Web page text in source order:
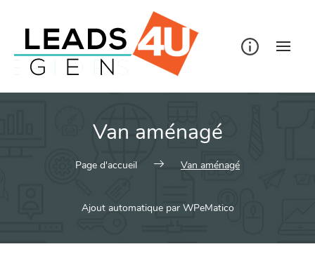
Van aménagé
Page d'accueil Van aménagé
Ajout automatique par WPeMatico